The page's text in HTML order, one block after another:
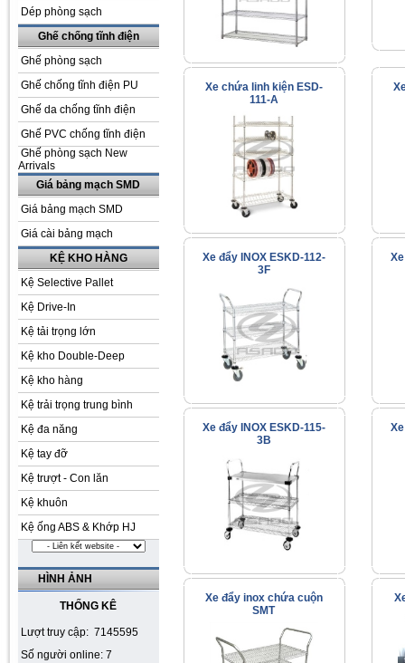
Dép phòng sạch
Ghế chống tĩnh điện
Ghế phòng sạch
Ghế chống tĩnh điện PU
Ghế da chống tĩnh điện
Ghế PVC chống tĩnh điện
Ghế phòng sạch New
Arrivals
Giá bảng mạch SMD
Giá bảng mạch SMD
Giá cài bảng mạch
KỆ KHO HÀNG
Kệ Selective Pallet
Kệ Drive-In
Kệ tải trọng lớn
Kệ kho Double-Deep
Kệ kho hàng
Kệ trải trọng trung bình
Kệ đa năng
Kệ tay đỡ
Kệ trượt - Con lăn
Kệ khuôn
Kệ ống ABS & Khớp HJ
HÌNH ẢNH
THỐNG KÊ
Lượt truy cập: 7145595
Số người online: 7
Xe chứa linh kiện ESD-
111-A
Xe đẩy INOX ESKD-112-
3F
Xe đẩy INOX ESKD-115-
3B
Xe đẩy inox chứa cuộn
SMT